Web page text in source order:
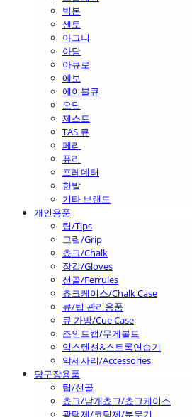
빅본
센토
아그니
아담
아큐로
에보
에이블큐
오딘
제스트
TAS 큐
페리
퓨리
프레데터
한밭
기타 브랜드
개인용품
팁/Tips
그립/Grip
쵸크/Chalk
장갑/Gloves
선골/Ferrules
쵸크케이스/Chalk Case
큐/팁 관리용품
큐 가방/Cue Case
조인트캡/무게볼트
익스텐션&스트록연습기
악세사리/Accessories
당구장용품
팁/선골
쵸크/낱개쵸크/쵸크케이스
광택제/코팅제/분무기